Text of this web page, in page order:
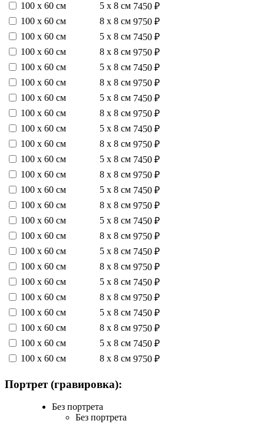
100 х 60 см
5 х 8 см 7450 ₽
100 х 60 см
8 х 8 см 9750 ₽
100 х 60 см
5 х 8 см 7450 ₽
100 х 60 см
8 х 8 см 9750 ₽
100 х 60 см
5 х 8 см 7450 ₽
100 х 60 см
8 х 8 см 9750 ₽
100 х 60 см
5 х 8 см 7450 ₽
100 х 60 см
8 х 8 см 9750 ₽
100 х 60 см
5 х 8 см 7450 ₽
100 х 60 см
8 х 8 см 9750 ₽
100 х 60 см
5 х 8 см 7450 ₽
100 х 60 см
8 х 8 см 9750 ₽
100 х 60 см
5 х 8 см 7450 ₽
100 х 60 см
8 х 8 см 9750 ₽
100 х 60 см
5 х 8 см 7450 ₽
100 х 60 см
8 х 8 см 9750 ₽
100 х 60 см
5 х 8 см 7450 ₽
100 х 60 см
8 х 8 см 9750 ₽
100 х 60 см
5 х 8 см 7450 ₽
100 х 60 см
8 х 8 см 9750 ₽
100 х 60 см
5 х 8 см 7450 ₽
100 х 60 см
8 х 8 см 9750 ₽
100 х 60 см
5 х 8 см 7450 ₽
100 х 60 см
8 х 8 см 9750 ₽
Портрет (гравировка):
Без портрета
Без портрета